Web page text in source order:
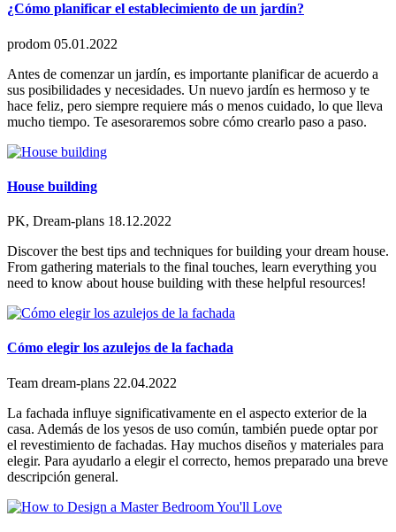
¿Cómo planificar el establecimiento de un jardín?
prodom 05.01.2022
Antes de comenzar un jardín, es importante planificar de acuerdo a
sus posibilidades y necesidades. Un nuevo jardín es hermoso y te
hace feliz, pero siempre requiere más o menos cuidado, lo que lleva
mucho tiempo. Te asesoraremos sobre cómo crearlo paso a paso.
House building
PK, Dream-plans 18.12.2022
Discover the best tips and techniques for building your dream house.
From gathering materials to the final touches, learn everything you
need to know about house building with these helpful resources!
Cómo elegir los azulejos de la fachada
Team dream-plans 22.04.2022
La fachada influye significativamente en el aspecto exterior de la
casa. Además de los yesos de uso común, también puede optar por
el revestimiento de fachadas. Hay muchos diseños y materiales para
elegir. Para ayudarlo a elegir el correcto, hemos preparado una breve
descripción general.